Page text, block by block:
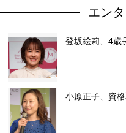
エン
登坂絵莉、4歳
小原正子、資